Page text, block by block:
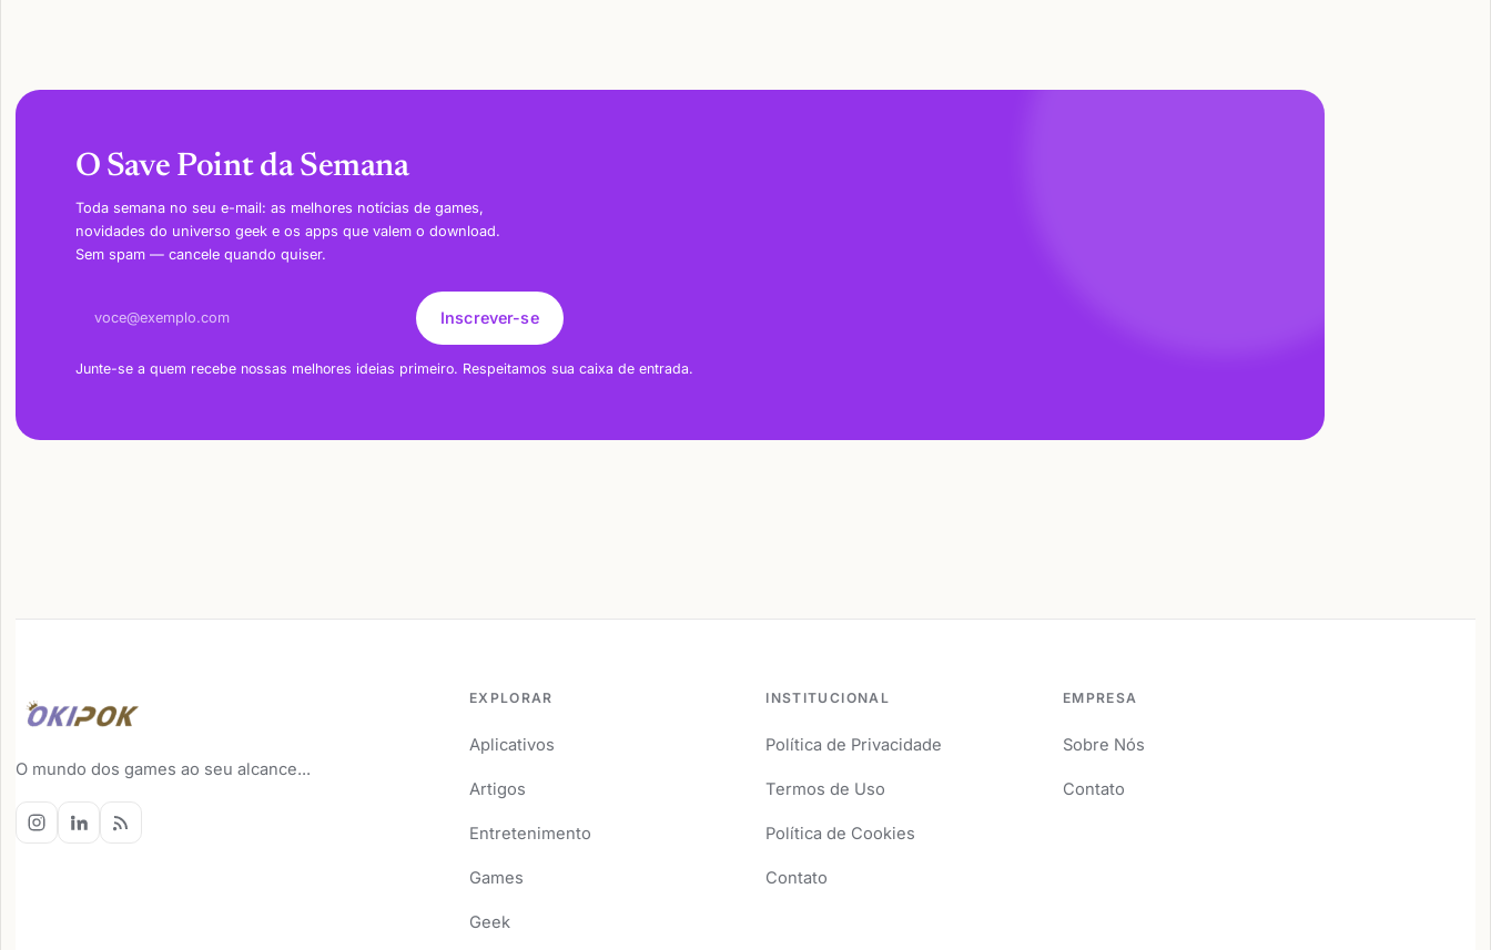
O Save Point da Semana
Toda semana no seu e-mail: as melhores notícias de games,
novidades do universo geek e os apps que valem o download.
Sem spam — cancele quando quiser.
Inscrever-se
Junte-se a quem recebe nossas melhores ideias primeiro. Respeitamos sua caixa de entrada.
O mundo dos games ao seu alcance...
EXPLORAR
Aplicativos
Artigos
Entretenimento
Games
Geek
INSTITUCIONAL
Política de Privacidade
Termos de Uso
Política de Cookies
Contato
EMPRESA
Sobre Nós
Contato